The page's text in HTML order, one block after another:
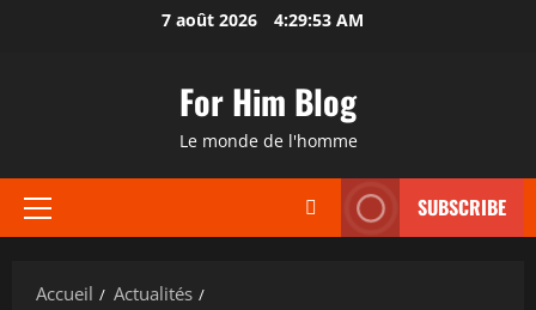
7 août 2026 4:29:53 AM
For Him Blog
Le monde de l'homme
Menu
SUBSCRIBE
Accueil
Actualités